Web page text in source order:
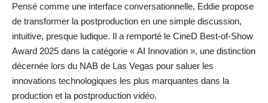
Pensé comme une interface conversationnelle, Eddie propose
de transformer la postproduction en une simple discussion,
intuitive, presque ludique. Il a remporté le CineD Best-of-Show
Award 2025 dans la catégorie « AI Innovation », une distinction
décernée lors du NAB de Las Vegas pour saluer les
innovations technologiques les plus marquantes dans la
production et la postproduction vidéo.